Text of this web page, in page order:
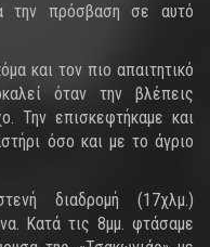
την πρόσβαση σε αυτό
και τον πιο απαιτητικό
όταν την βλέπεις
Την επισκεφτήκαμε και
όσο και με το άγριο
διαδρομή (17χλμ.)
Κατά τις 8μμ. φτάσαμε